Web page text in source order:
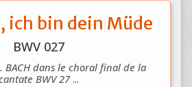
ich bin dein Müde
BWV 027
BACH dans le choral final de la
BWV 27...